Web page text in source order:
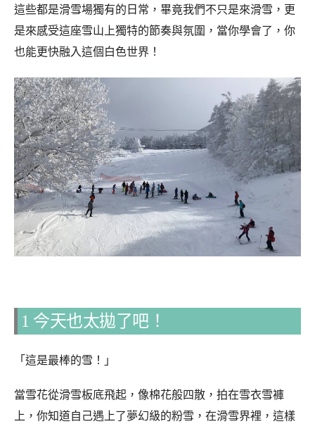
這些都是滑雪場獨有的日常，畢竟我們不只是來滑雪，更
是來感受這座雪山上獨特的節奏與氛圍，當你學會了，你
也能更快融入這個白色世界！
1 今天也太拋了吧！
「這是最棒的雪！」
當雪花從滑雪板底飛起，像棉花般四散，拍在雪衣雪褲
上，你知道自己遇上了夢幻級的粉雪，在滑雪界裡，這樣